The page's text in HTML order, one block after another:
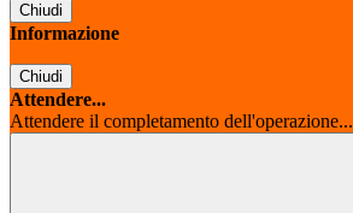
Chiudi
Informazione
Chiudi
Attendere...
Attendere il completamento dell'operazione...